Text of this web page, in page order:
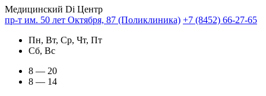
Медицинский Di Центр
пр-т им. 50 лет Октября, 87 (Поликлиника) +7 (8452) 66-27-65
Пн, Вт, Ср, Чт, Пт
Сб, Вс
8 — 20
8 — 14